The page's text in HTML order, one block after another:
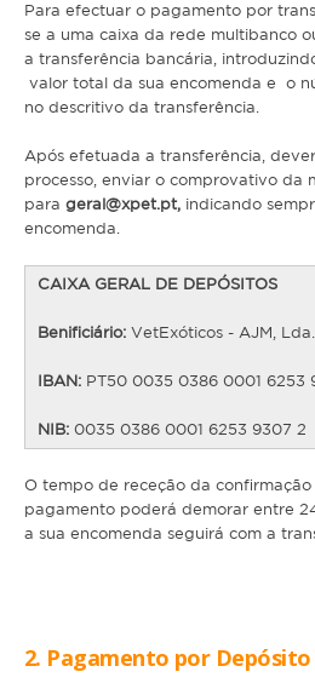
Adulto
Sénior
Coelho
Porquinho da Índia
Chinchila
Hamster
Ratazana
Ouriço
Para efectuar o pagamento por
se a uma caixa da rede multibanco
a transferência bancária,
valor total da sua encomenda e o
no descritivo da transferência.
Após efetuada a transferência,
processo, enviar o comprovativo da
para geral@xpet.pt, indicando
encomenda.
CAIXA GERAL DE DEPÓSITOS
Benificiário: VetExóticos - AJM, Lda.
IBAN: PT50 0035 0386 0001 6253
NIB: 0035 0386 0001 6253 9307 2
O tempo de receção da
pagamento poderá demorar entre
a sua encomenda seguirá com a
2. Pagamento por